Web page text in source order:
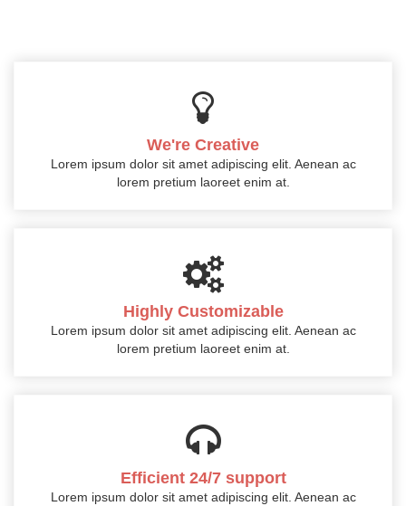
We're Creative
Lorem ipsum dolor sit amet adipiscing elit. Aenean ac
lorem pretium laoreet enim at.
Highly Customizable
Lorem ipsum dolor sit amet adipiscing elit. Aenean ac
lorem pretium laoreet enim at.
Efficient 24/7 support
Lorem ipsum dolor sit amet adipiscing elit. Aenean ac